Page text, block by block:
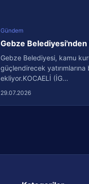
Gündem
Gebze Belediyesi'nden
Gebze Belediyesi, kamu
güçlendirecek
ekliyor.KOCAELİ (İG...
29.07.2026